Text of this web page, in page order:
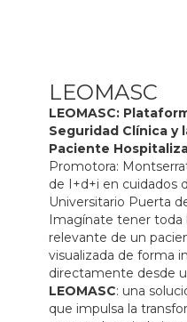
LEOMASC
LEOMASC:
Seguridad Clínica y
Paciente
Promotora:
de I+d+i en cuidados
Universitario Puerta
Imagínate tener toda
relevante de un
visualizada de forma
directamente desde
LEOMASC: una
que impulsa la